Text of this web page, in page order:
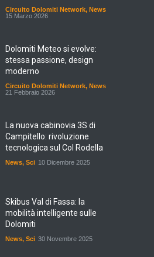
Circuito Dolomiti Network, News
15 Marzo 2026
Dolomiti Meteo si evolve:
stessa passione, design
moderno
Circuito Dolomiti Network, News
21 Febbraio 2026
La nuova cabinovia 3S di
Campitello: rivoluzione
tecnologica sul Col Rodella
News, Sci 10 Dicembre 2025
Skibus Val di Fassa: la
mobilità intelligente sulle
Dolomiti
News, Sci 30 Novembre 2025